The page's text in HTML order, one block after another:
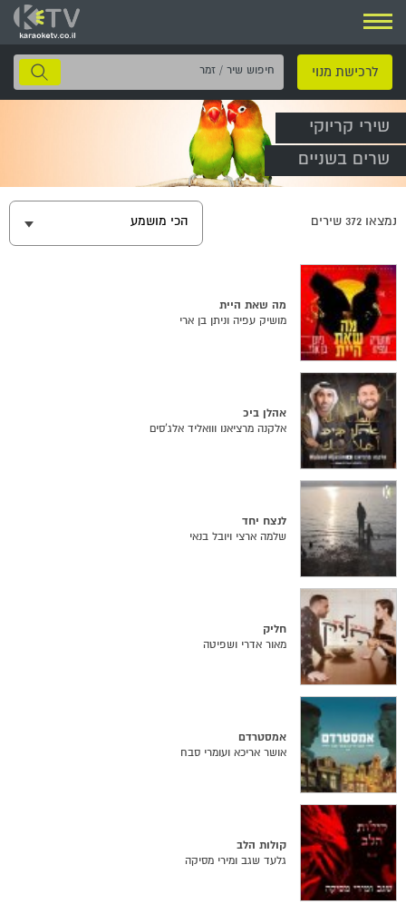
ניווט
לרכישת מנוי
חיפוש
שיר
שירי קריוקי
שרים בשניים
נמצאו 372 שירים הכי מושמע
מה שאת היית
מושיק עפיה וניתן בן ארי
אהלן ביכ
אלקנה מרציאנו ווואליד אלג’סים
לנצח יחד
שלמה ארצי ויובל בנאי
חליק
מאור אדרי ושפיטה
אמסטרדם
אושר אריכא ועומרי סבח
קולות הלב
גלעד שגב ומירי מסיקה